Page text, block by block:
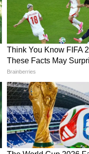
है। यह आदेश
नतीजा माना जा रहा
का इस्तेमाल
तरह से खुद से चलने
करने की इजाजत देने
को नाराज कर
बात यह है कि यह
IPO के लिए आवेदन
सबसे मूल्यवान
भारत के लिए